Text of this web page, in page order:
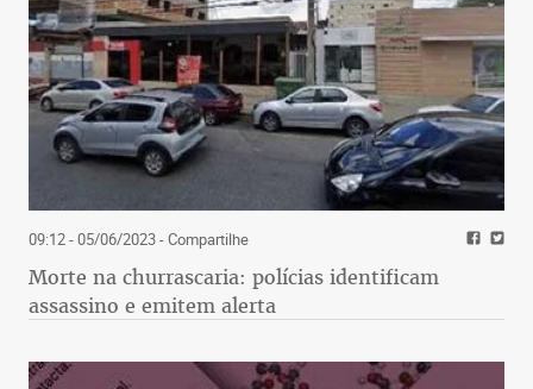
09:12 - 05/06/2023- Compartilhe
Morte na churrascaria: polícias identificam
assassino e emitem alerta